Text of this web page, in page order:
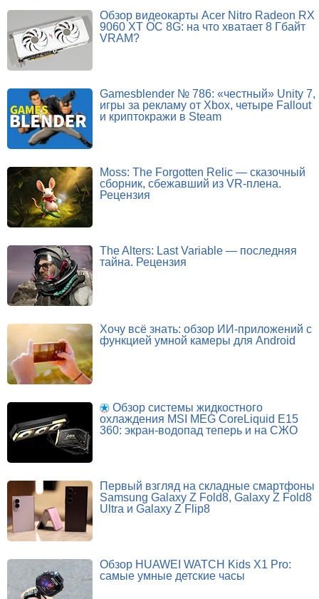
Обзор видеокарты Acer Nitro Radeon RX
9060 XT OC 8G: на что хватает 8 Гбайт
VRAM?
Gamesblender № 786: «честный» Unity 7,
игры за рекламу от Xbox, четыре Fallout
и криптокражи в Steam
Moss: The Forgotten Relic — сказочный
сборник, сбежавший из VR-плена.
Рецензия
The Alters: Last Variable — последняя
тайна. Рецензия
Хочу всё знать: обзор ИИ-приложений с
функцией умной камеры для Android
Обзор системы жидкостного
охлаждения MSI MEG CoreLiquid E15
360: экран-водопад теперь и на СЖО
Первый взгляд на складные смартфоны
Samsung Galaxy Z Fold8, Galaxy Z Fold8
Ultra и Galaxy Z Flip8
Обзор HUAWEI WATCH Kids X1 Pro:
самые умные детские часы